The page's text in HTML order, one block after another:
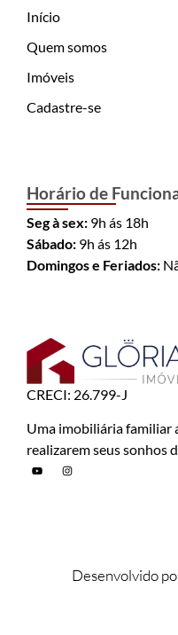
Início
Quem somos
Imóveis
Cadastre-se
Horário de
Seg à sex: 9h ás 18h
Sábado: 9h ás 12h
Domingos e Feriados:
CRECI: 26.799-J
Uma imobiliária familiar
realizarem seus sonhos
Desenvolvido